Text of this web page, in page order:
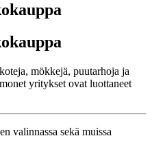
mökkejä, puutarhoja ja
yritykset ovat luottaneet
valinnassa sekä muissa